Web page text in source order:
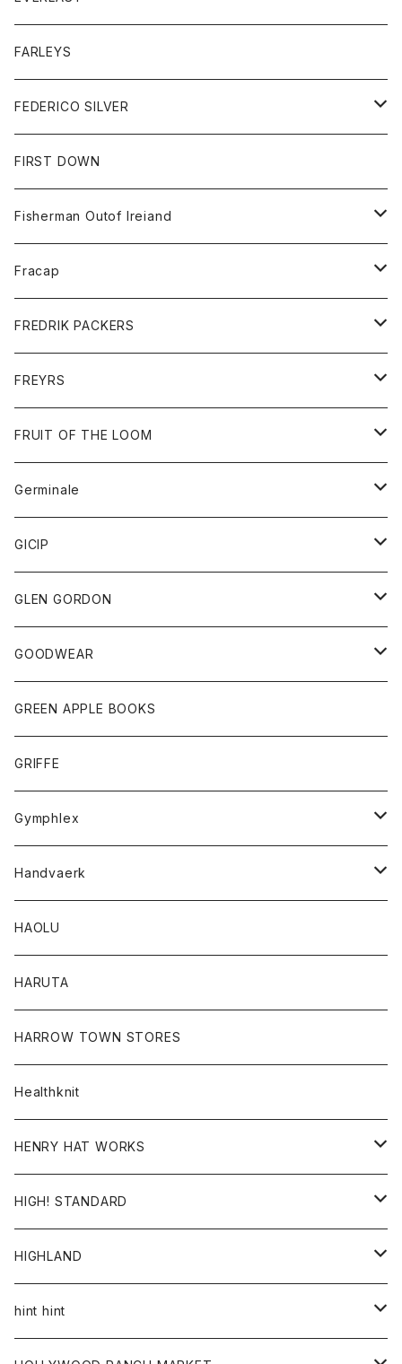
シャツ
セーター
ボトム
ショートパンツ
パンツ
レディース
コート
ジャケット
Tシャツ
ボトム
トップス
ジャケット
スエットシャツ
ボトム
スエットパンツ
グッズ
帽子
FARLEYS
FEDERICO SILVER
アクセサリー
FIRST DOWN
Fisherman Outof Ireiand
ニット
Fracap
グッズ
靴
FREDRIK PACKERS
アクセサリー
バッグ
FREYRS
サングラス
FRUIT OF THE LOOM
アウター
パーカー
グッズ
ネクタイ
チーフ
トップス
シャツ
タンクトップ
ボトム
ショートパンツ
スカート
レディース
スカート
Tシャツ
Germinale
靴
サンダル
GICIP
トップス
Tシャツ
GLEN GORDON
グッズ
手袋
GOODWEAR
トップス
Tシャツ
GREEN APPLE BOOKS
GRIFFE
Gymphlex
アウター
カーディガン
コート
トップス
シャツ
スウェット
レディース
カーディガン
コート
ボトム
パンツ
Handvaerk
トップス
Tシャツ
ロンTEE
HAOLU
HARUTA
HARROW TOWN STORES
Healthknit
HENRY HAT WORKS
帽子
HIGH! STANDARD
アウター
ジャケット
トップス
HIGHLAND
帽子
hint hint